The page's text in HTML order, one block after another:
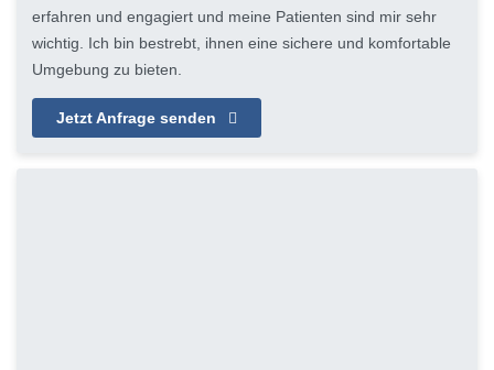
erfahren und engagiert und meine Patienten sind mir sehr
wichtig. Ich bin bestrebt, ihnen eine sichere und komfortable
Umgebung zu bieten.
Jetzt Anfrage senden